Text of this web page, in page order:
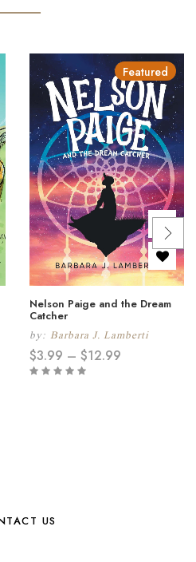
Featured
Nelson Paige and the Dream
Catcher
by: Barbara J. Lamberti
$3.99 – $12.99
US